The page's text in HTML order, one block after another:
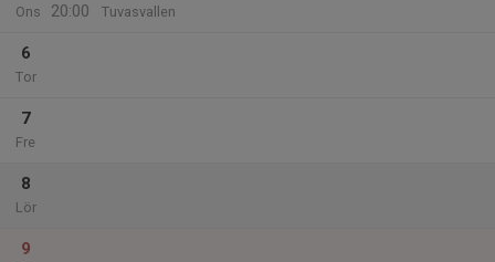
Ons
20:00
Tuvasvallen
6
Tor
7
Fre
8
Lör
9